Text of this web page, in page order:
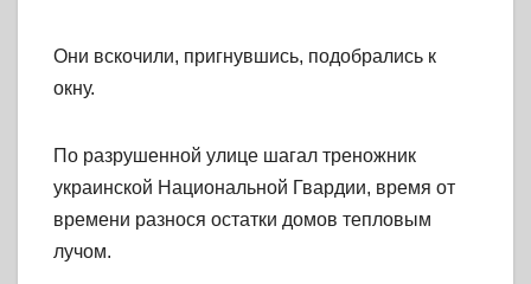
Они вскочили, пригнувшись, подобрались к
окну.
По разрушенной улице шагал треножник
украинской Национальной Гвардии, время от
времени разнося остатки домов тепловым
лучом.